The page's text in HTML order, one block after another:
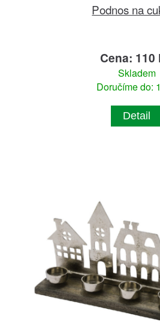
Podnos na
Cena: 110
Skladem
Doručíme do:
Detail